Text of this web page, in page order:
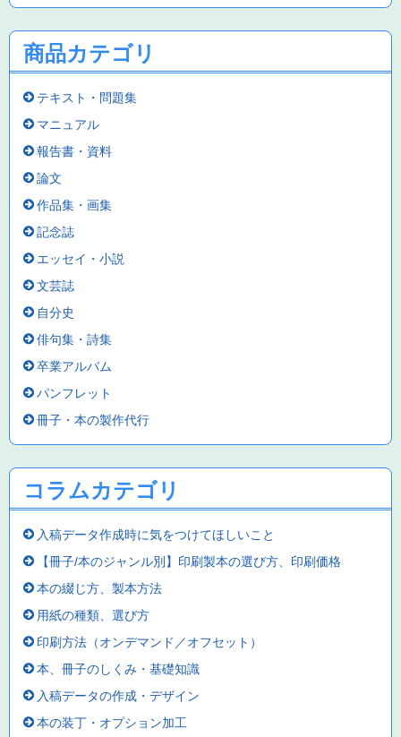
商品カテゴリ
テキスト・問題集
マニュアル
報告書・資料
論文
作品集・画集
記念誌
エッセイ・小説
文芸誌
自分史
俳句集・詩集
卒業アルバム
パンフレット
冊子・本の製作代行
コラムカテゴリ
入稿データ作成時に気をつけてほしいこと
【冊子/本のジャンル別】印刷製本の選び方、印刷価格
本の綴じ方、製本方法
用紙の種類、選び方
印刷方法（オンデマンド／オフセット）
本、冊子のしくみ・基礎知識
入稿データの作成・デザイン
本の装丁・オプション加工